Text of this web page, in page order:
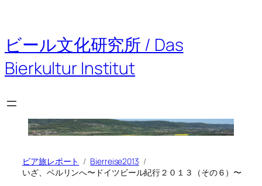
を
ス
キ
ッ
ビール文化研究所 / Das
Bierkultur Institut
ビア旅レポート
Bierreise2013
いざ、ベルリンへ〜ドイツビール紀行２０１３（その６）〜